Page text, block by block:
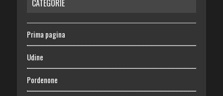
CATEGORIE
Prima pagina
Udine
Pordenone